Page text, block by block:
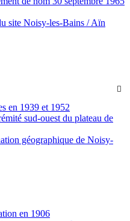
site Noisy-les-Bains / Aïn

en 1939 et 1952
sud-ouest du plateau de
géographique de Noisy-
en 1906